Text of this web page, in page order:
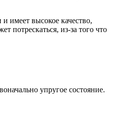
имеет высокое качество,
потрескаться, из-за того что
упругое состояние.